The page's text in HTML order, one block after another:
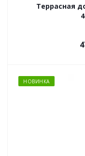
Террасная
НОВИНКА